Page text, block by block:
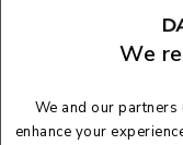
We
We and our
enhance your
Scopri di più